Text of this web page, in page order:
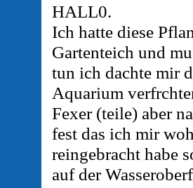
HALL0.
Ich hatte diese
Gartenteich und
tun ich dachte mir
Aquarium
Fexer (teile) aber
fest das ich mir
reingebracht habe
auf der